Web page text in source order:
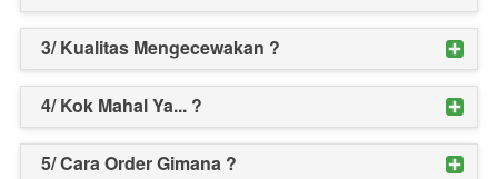
3/ Kualitas Mengecewakan ?
4/ Kok Mahal Ya... ?
5/ Cara Order Gimana ?